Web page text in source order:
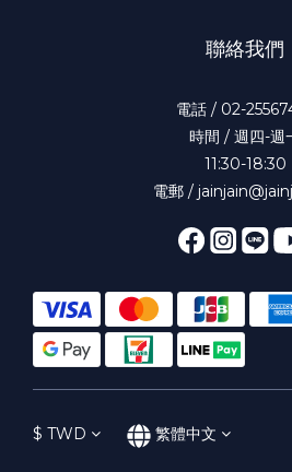
聯絡我們
電話 / 02-
時間 / 週四-週
11:30-18:30
電郵 /
$ TWD 繁體中文